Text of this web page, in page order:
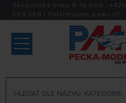
Zákaznická linka 9-18 hod.: +420
590 258 | Potřebujete pomoci?